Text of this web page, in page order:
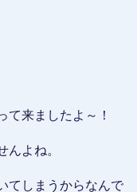
て来ましたよ～！
んよね。
てしまうからなんで